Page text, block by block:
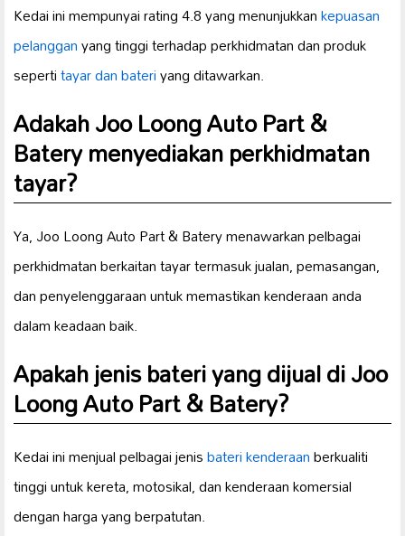
Kedai ini mempunyai rating 4.8 yang menunjukkankepuasan
pelangganyang tinggi terhadap perkhidmatan dan produk
sepertitayar dan bateriyang ditawarkan.
Adakah Joo Loong Auto Part &
Batery menyediakan perkhidmatan
tayar?
Ya, Joo Loong Auto Part & Batery menawarkan pelbagai
perkhidmatan berkaitan tayar termasuk jualan, pemasangan,
dan penyelenggaraan untuk memastikan kenderaan anda
dalam keadaan baik.
Apakah jenis bateri yang dijual di Joo
Loong Auto Part & Batery?
Kedai ini menjual pelbagai jenisbateri kenderaanberkualiti
tinggi untuk kereta, motosikal, dan kenderaan komersial
dengan harga yang berpatutan.